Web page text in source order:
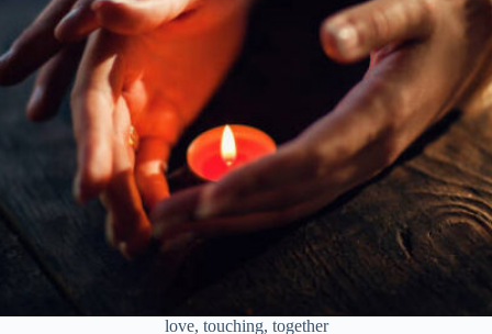
love, touching, together